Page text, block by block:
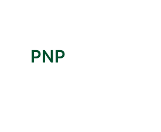
PNP